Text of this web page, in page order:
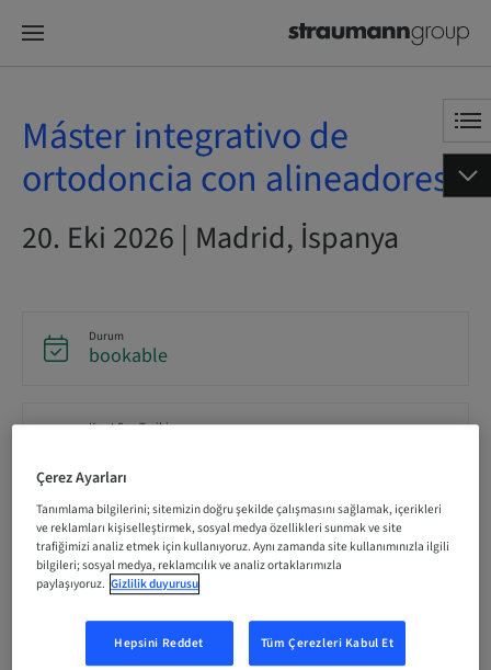
Máster integrativo de
ortodoncia con alineadores
20. Eki 2026 | Madrid, İspanya
Durum
bookable
Kayıt Son Tarihi
Katılımcı başına Ücret (yerel vergiler geçerlidir)
EUR 2490.00
İspanyolca
Çerez Ayarları
Tanımlama bilgilerini; sitemizin doğru şekilde çalışmasını sağlamak, içerikleri
ve reklamları kişiselleştirmek, sosyal medya özellikleri sunmak ve site
trafiğimizi analiz etmek için kullanıyoruz. Aynı zamanda site kullanımınızla ilgili
bilgileri; sosyal medya, reklamcılık ve analiz ortaklarımızla
paylaşıyoruz. Gizlilik duyurusu
Hepsini Reddet Tüm Çerezleri Kabul Et